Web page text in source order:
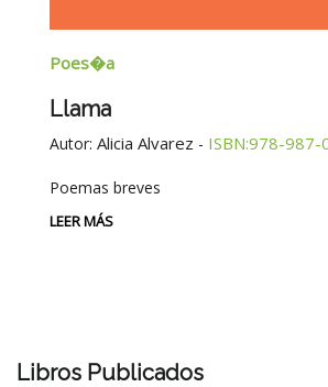
Poes�a
Llama
Autor: Alicia Alvarez - ISBN:978-
Poemas breves
LEER MÁS
Libros Publicados